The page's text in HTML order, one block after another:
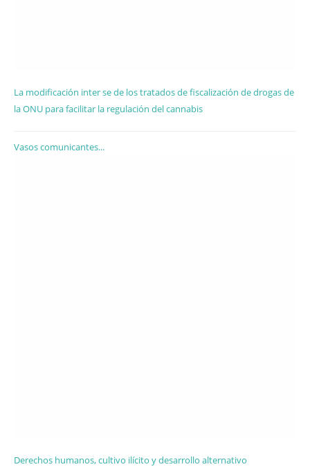
La modificación inter se de los tratados de fiscalización de drogas de
la ONU para facilitar la regulación del cannabis
Vasos comunicantes...
Derechos humanos, cultivo ilícito y desarrollo alternativo